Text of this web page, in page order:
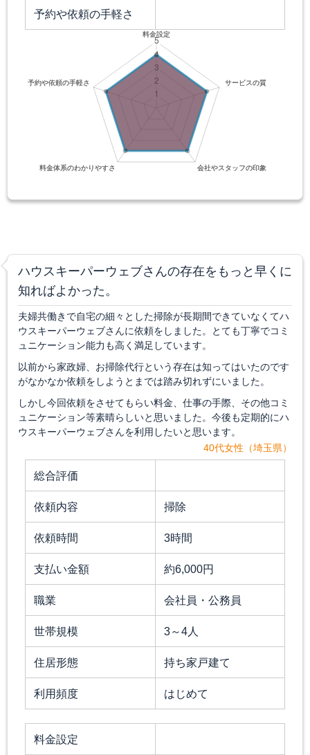
予約や依頼の手軽さ
ハウスキーパーウェブさんの存在をもっと早くに
知ればよかった。
夫婦共働きで自宅の細々とした掃除が長期間できていなくてハ
ウスキーパーウェブさんに依頼をしました。とても丁寧でコミ
ュニケーション能力も高く満足しています。
以前から家政婦、お掃除代行という存在は知ってはいたのです
がなかなか依頼をしようとまでは踏み切れずにいました。
しかし今回依頼をさせてもらい料金、仕事の手際、その他コミ
ュニケーション等素晴らしいと思いました。今後も定期的にハ
ウスキーパーウェブさんを利用したいと思います。
40代女性（埼玉県）
総合評価
依頼内容 掃除
依頼時間 3時間
支払い金額 約6,000円
職業 会社員・公務員
世帯規模 3～4人
住居形態 持ち家戸建て
利用頻度 はじめて
料金設定